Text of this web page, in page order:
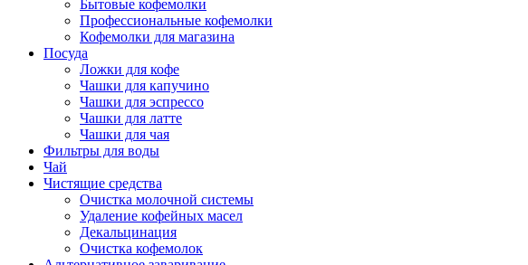
Бытовые кофемолки
Профессиональные кофемолки
Кофемолки для магазина
Посуда
Ложки для кофе
Чашки для капучино
Чашки для эспрессо
Чашки для латте
Чашки для чая
Фильтры для воды
Чай
Чистящие средства
Очистка молочной системы
Удаление кофейных масел
Декальцинация
Очистка кофемолок